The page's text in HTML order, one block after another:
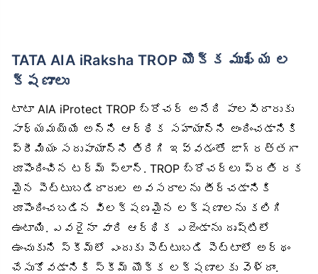
TATA AIA iRaksha TROP యొక్క ముఖ్య ల
క్షణాలు
టాటా AIA iProtect TROP బ్రోచర్ అనేది పాలసీదారుకు
సాధ్యమయ్యే అన్ని ఆర్థిక సహాయాన్ని అందించడానికి
ప్రీమియం సదుపాయాన్ని తిరిగి ఇవ్వడంతో జాగ్రత్తగా
రూపొందించిన టర్మ్ ప్లాన్. TROP బ్రోచర్‌లు ప్రతి రక
మైన పెట్టుబడిదారుల అవసరాలను తీర్చడానికి
రూపొందించబడిన విలక్షణమైన లక్షణాలను కలిగి
ఉంటాయి. ఎవరైనా వారి ఆర్థిక ఎజెండాను దృష్టిలో
ఉంచుకుని స్కీమ్‌లో ఎందుకు పెట్టుబడి పెట్టాలో అర్థం
చేసుకోవడానికి స్కీమ్ యొక్క లక్షణాలకు వెళ్దాం.